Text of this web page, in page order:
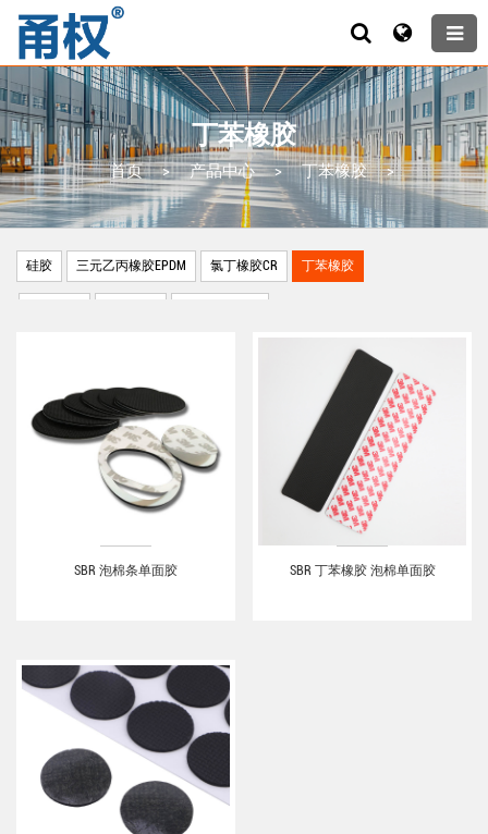
丁苯橡胶
首页 > 产品中心 > 丁苯橡胶 >
硅胶 三元乙丙橡胶EPDM 氯丁橡胶CR 丁苯橡胶
SBR 泡棉条单面胶 SBR 丁苯橡胶 泡棉单面胶